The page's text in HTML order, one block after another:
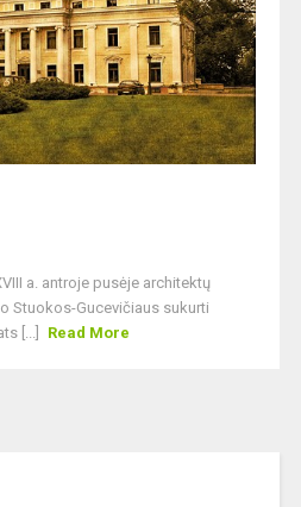
a. antroje pusėje architektų
Stuokos-Gucevičiaus sukurti
[...]
Read More